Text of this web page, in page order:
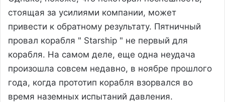
стоящая за усилиями компании, может
привести к обратному результату. Пятничный
провал корабля " Starship " не первый для
корабля. На самом деле, еще одна неудача
произошла совсем недавно, в ноябре прошлого
года, когда прототип корабля взорвался во
время наземных испытаний давления.